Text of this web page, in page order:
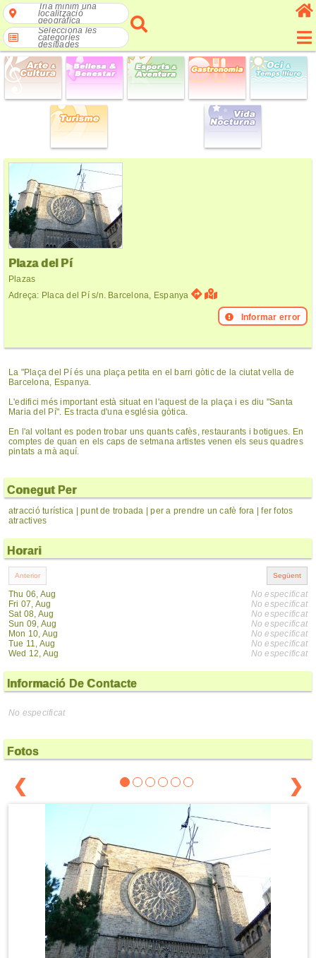
Tria mínim una
localització
geogràfica
Selecciona les
categories
desitjades
Plaza del Pí
Plazas
Adreça: Placa del Pí s/n. Barcelona, Espanya
Informar error
La "Plaça del Pí és una plaça petita en el barri gòtic de la ciutat vella de
Barcelona, Espanya.
L'edifici més important està situat en l'aquest de la plaça i es diu "Santa
Maria del Pí". Es tracta d'una església gòtica.
En l'al voltant es poden trobar uns quants cafès, restaurants i botigues. En
comptes de quan en els caps de setmana artistes venen els seus quadres
pintats a mà aquí.
Conegut Per
atracció turística | punt de trobada | per a prendre un cafè fora | fer fotos
atractives
Horari
Thu 06, Aug
Fri 07, Aug
Sat 08, Aug
Sun 09, Aug
Mon 10, Aug
Tue 11, Aug
Wed 12, Aug
No especificat
No especificat
No especificat
No especificat
No especificat
No especificat
No especificat
Informació De Contacte
No especificat
Fotos
❮ ❯